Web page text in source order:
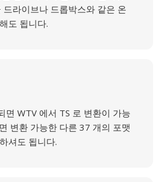
드라이브나 드롭박스와 같은 온
도 됩니다.
면 WTV 에서 TS 로 변환이 가능
변환 가능한 다른 37 개의 포맷
셔도 됩니다.